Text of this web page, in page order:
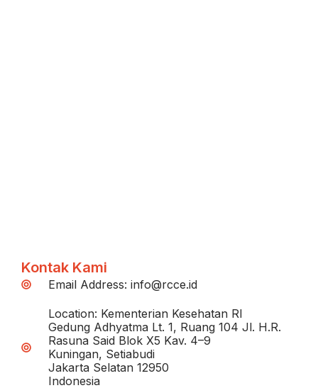
Kontak Kami
Email Address: info@rcce.id
Location: Kementerian Kesehatan RI
Gedung Adhyatma Lt. 1, Ruang 104 Jl. H.R.
Rasuna Said Blok X5 Kav. 4–9
Kuningan, Setiabudi
Jakarta Selatan 12950
Indonesia